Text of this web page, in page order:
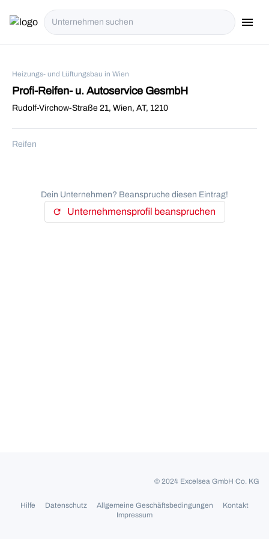
menu
Heizungs- und Lüftungsbau in Wien
Profi-Reifen- u. Autoservice GesmbH
Rudolf-Virchow-Straße 21, Wien, AT, 1210
Reifen
Dein Unternehmen? Beanspruche diesen Eintrag!
refresh Unternehmensprofil beanspruchen
© 2024 Excelsea GmbH Co. KG
Hilfe Datenschutz Allgemeine Geschäftsbedingungen
Kontakt
Impressum